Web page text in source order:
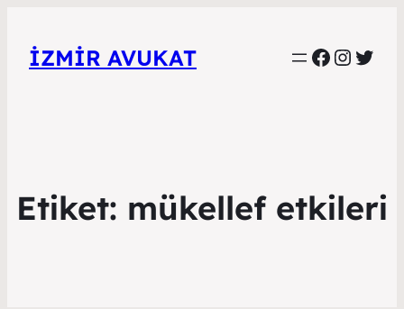
İZMIR AVUKAT
Etiket: mükellef etkileri